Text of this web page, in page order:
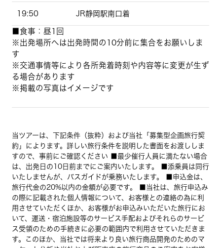
19:50 JR静岡駅南口着
■食事：昼1回
※出発場所へは出発時間の10分前に集合をお願いしま
す
※交通事情等により各所発着時刻や内容等に変更が生ず
る場合があります
※掲載の写真はイメージです
当ツアーは、下記条件（抜粋）および当社「募集型企画旅行契
約」によります。詳しい旅行条件を説明した書面をお渡ししま
すので、事前にご確認ください ■最少催行人員に満たない場合
は、出発日の10日前までにご案内いたします。 ■添乗員は同行
いたしませんが、バスガイドが乗務いたします。 ■申込金は、
旅行代金の20%以内の金額が必要です。 ■当社は、旅行申込み
の際に記載された個人情報について、お客様との連絡の為に利
用させていただくほか、お客様がお申込みいただいた旅行にお
いて、運送・宿泊施設等のサービス手配およびそれらのサービ
ス受領のための手続きに必要の範囲内で利用させていただきま
す。このほか、当社では将来より良い旅行商品開発のためのマ